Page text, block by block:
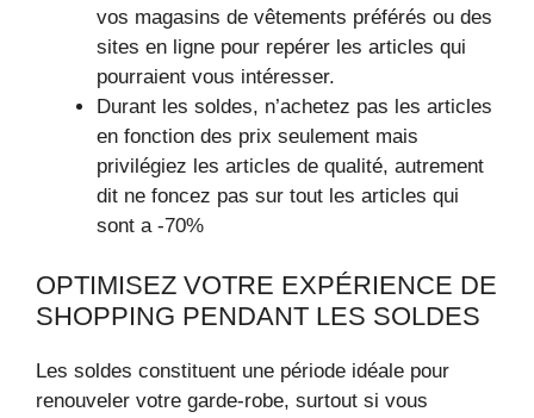
vos magasins de vêtements préférés ou des
sites en ligne pour repérer les articles qui
pourraient vous intéresser.
Durant les soldes, n’achetez pas les articles
en fonction des prix seulement mais
privilégiez les articles de qualité, autrement
dit ne foncez pas sur tout les articles qui
sont a -70%
OPTIMISEZ VOTRE EXPÉRIENCE DE
SHOPPING PENDANT LES SOLDES
Les soldes constituent une période idéale pour
renouveler votre garde-robe, surtout si vous